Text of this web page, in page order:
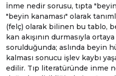
İnme nedir sorusu, tıpta "beyin
"beyin kanaması" olarak
(felç) olarak bilinen bu tablo,
kan akışının durmasıyla
sorulduğunda; aslında beyin
kalması sonucu işlev kaybı
edilir. Tıp literatüründe inme